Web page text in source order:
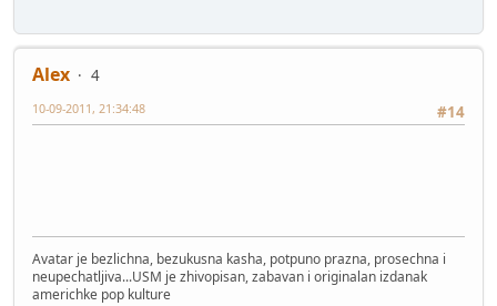
Alex
4
#14
10-09-2011, 21:34:48
Avatar je bezlichna, bezukusna kasha, potpuno prazna, prosechna i
neupechatljiva...USM je zhivopisan, zabavan i originalan izdanak
americhke pop kulture